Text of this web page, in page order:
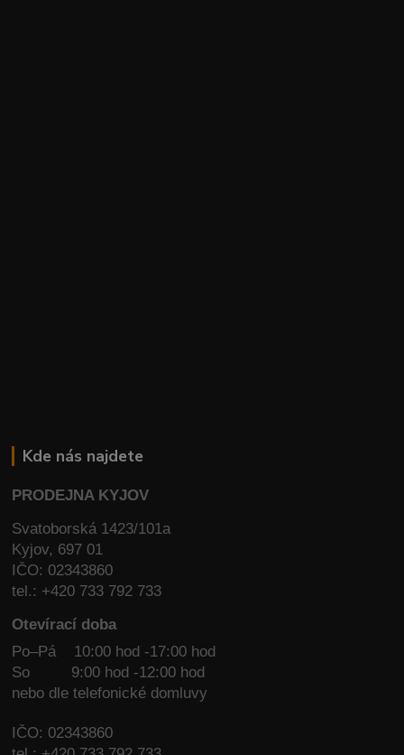
Kde nás najdete
PRODEJNA KYJOV
Svatoborská 1423/101a
Kyjov, 697 01
IČO: 02343860
tel.: +420 733 792 733
Otevírací doba
Po–Pá 10:00 hod -17:00 hod
So
9:00 hod -12:00 hod
nebo dle telefonické domluvy
IČO: 02343860